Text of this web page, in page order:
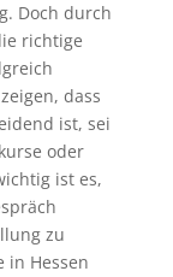
Doch durch
richtige
dass
ist, sei
oder
ist es,
zu
in Hessen